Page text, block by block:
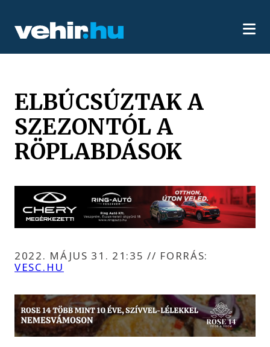
ELBÚCSÚZTAK A
SZEZONTÓL A
RÖPLABDÁSOK
2022. MÁJUS 31. 21:35// FORRÁS:
VESC.HU